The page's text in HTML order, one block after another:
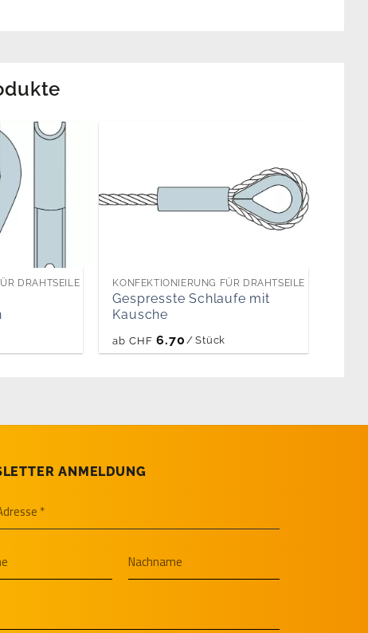
DRAHTSEILE KONFEKTIONIERUNG FÜR DRAHTSEILE
Gespresste Schlaufe mit
Kausche
ab CHF 6.70 / Stück
ANMELDUNG